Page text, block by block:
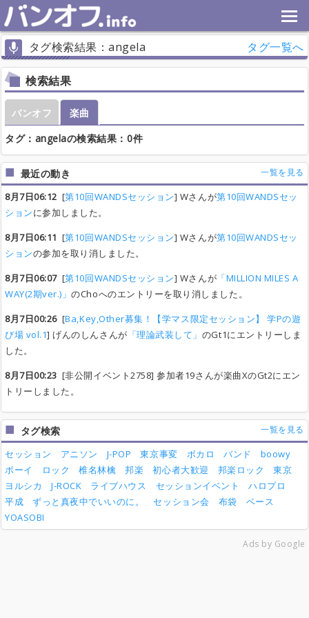
タグ検索結果：angela タグ一覧へ
検索結果
バンオフ
楽曲
タグ：angelaの検索結果：0件
最近の動き 一覧を見る
8月7日06:12 [第10回WANDSセッション] Wさんが第10回WANDSセッ
ションに参加しました。
8月7日06:11 [第10回WANDSセッション] Wさんが第10回WANDSセッ
ションの参加を取り消しました。
8月7日06:07[第10回WANDSセッション] Wさんが 「MILLION MILES A
WAY(2期ver.)」のChoへのエントリーを取り消しました。
8月7日00:26[Ba,Key,Other募集！【学マス限定セッション】 学Pの遊
び場 vol.1] げんのしんさんが 「理論武装して」 のGt1にエントリーしま
した。
8月7日00:23 [非公開イベント2758] 参加者19さんが楽曲XのGt2にエン
トリーしました。
タグ検索 一覧を見る
セッション アニソン J-POP 東京事変 ボカロ バンド
boowy
ボーイ
ロック 椎名林檎 邦楽 初心者大歓迎 邦楽ロック
東京
ヨルシカ
J-ROCK ライブハウス セッションイベント
ハロプロ
平成
ずっと真夜中でいいのに。 セッション会 布袋
ベース
YOASOBI
Ads by Google